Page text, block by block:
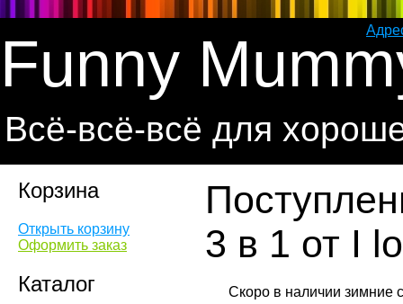
Funny
Всё-всё-всё для
Корзина
Открыть корзину
Оформить заказ
Каталог
3 в 1 от I